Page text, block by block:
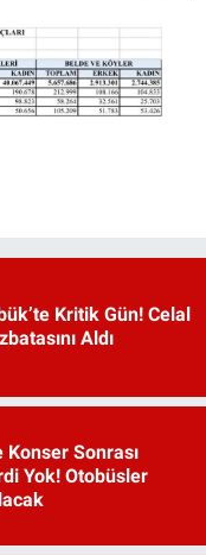
Kritik Gün! Celal
Aldı
Konser Sonrası
Yok! Otobüsler